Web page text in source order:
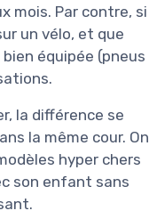
mois. Par contre, si
un vélo, et que
équipée (pneus
la différence se
la même cour. On
hyper chers
son enfant sans